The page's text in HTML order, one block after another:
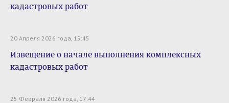
кадастровых работ
20 Апреля 2026 года, 15:45
Извещение о начале выполнения комплексных
кадастровых работ
25 Февраля 2026 года, 17:44